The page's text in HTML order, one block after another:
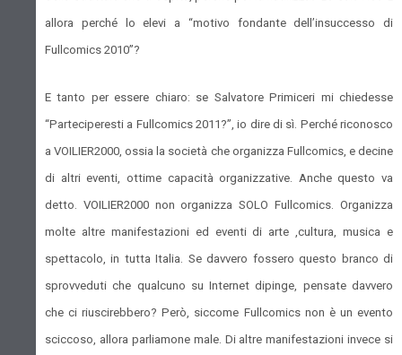
allora perché lo elevi a “motivo fondante dell’insuccesso di
Fullcomics 2010”?
E tanto per essere chiaro: se Salvatore Primiceri mi chiedesse
“Parteciperesti a Fullcomics 2011?”, io dire di sì. Perché riconosco
a VOILIER2000, ossia la società che organizza Fullcomics, e decine
di altri eventi, ottime capacità organizzative. Anche questo va
detto. VOILIER2000 non organizza SOLO Fullcomics. Organizza
molte altre manifestazioni ed eventi di arte ,cultura, musica e
spettacolo, in tutta Italia. Se davvero fossero questo branco di
sprovveduti che qualcuno su Internet dipinge, pensate davvero
che ci riuscirebbero? Però, siccome Fullcomics non è un evento
sciccoso, allora parliamone male. Di altre manifestazioni invece si